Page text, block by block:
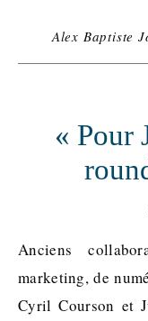
Alex Baptiste
« Pour
Anciens collaborateurs parlementaires, férus de
marketing, de
Cyril Courson et